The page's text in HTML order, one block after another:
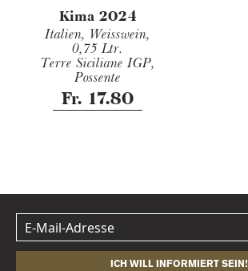
Kima 2024
Italien, Weisswein,
0,75 Ltr.
Terre Siciliane IGP,
Possente
Fr. 17.80
ICH WILL INFORMIERT SEIN!